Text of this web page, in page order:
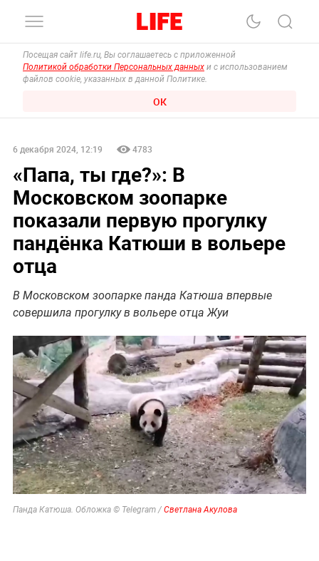
Посещая сайт life.ru, Вы соглашаетесь с приложенной
Политикой обработки Персональных данных и с использованием
файлов cookie, указанных в данной Политике.
ОК
6 декабря 2024, 12:19 4783
«Папа, ты где?»: В
Московском зоопарке
показали первую прогулку
пандёнка Катюши в вольере
отца
В Московском зоопарке панда Катюша впервые
совершила прогулку в вольере отца Жуи
Панда Катюша. Обложка © Telegram /Светлана Акулова